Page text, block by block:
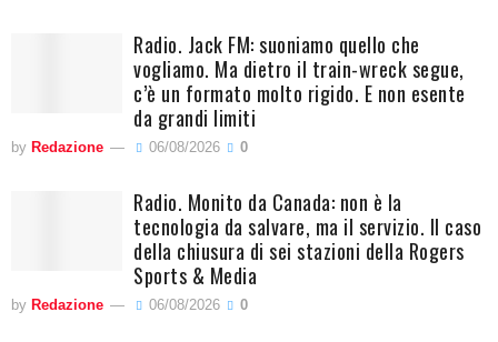
Radio. Jack FM: suoniamo quello che
vogliamo. Ma dietro il train-wreck segue,
c’è un formato molto rigido. E non esente
da grandi limiti
by Redazione 06/08/2026 0
Radio. Monito da Canada: non è la
tecnologia da salvare, ma il servizio. Il caso
della chiusura di sei stazioni della Rogers
Sports & Media
by Redazione 06/08/2026 0